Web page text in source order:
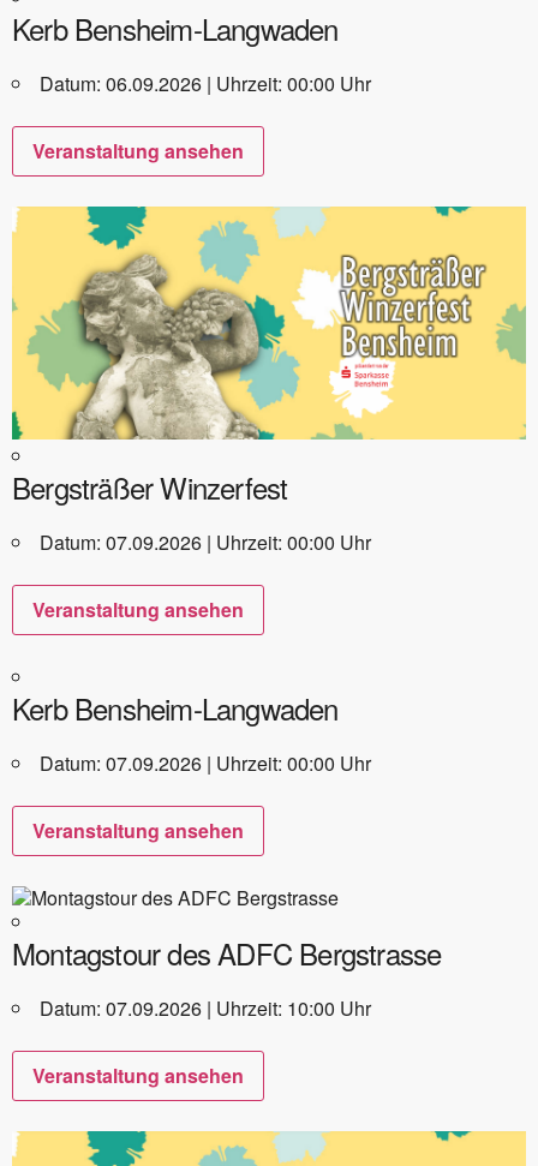
Kerb Bensheim-Langwaden
Datum: 06.09.2026 | Uhrzeit: 00:00 Uhr
Veranstaltung ansehen
Bergsträßer Winzerfest
Datum: 07.09.2026 | Uhrzeit: 00:00 Uhr
Veranstaltung ansehen
Kerb Bensheim-Langwaden
Datum: 07.09.2026 | Uhrzeit: 00:00 Uhr
Veranstaltung ansehen
Montagstour des ADFC Bergstrasse
Datum: 07.09.2026 | Uhrzeit: 10:00 Uhr
Veranstaltung ansehen